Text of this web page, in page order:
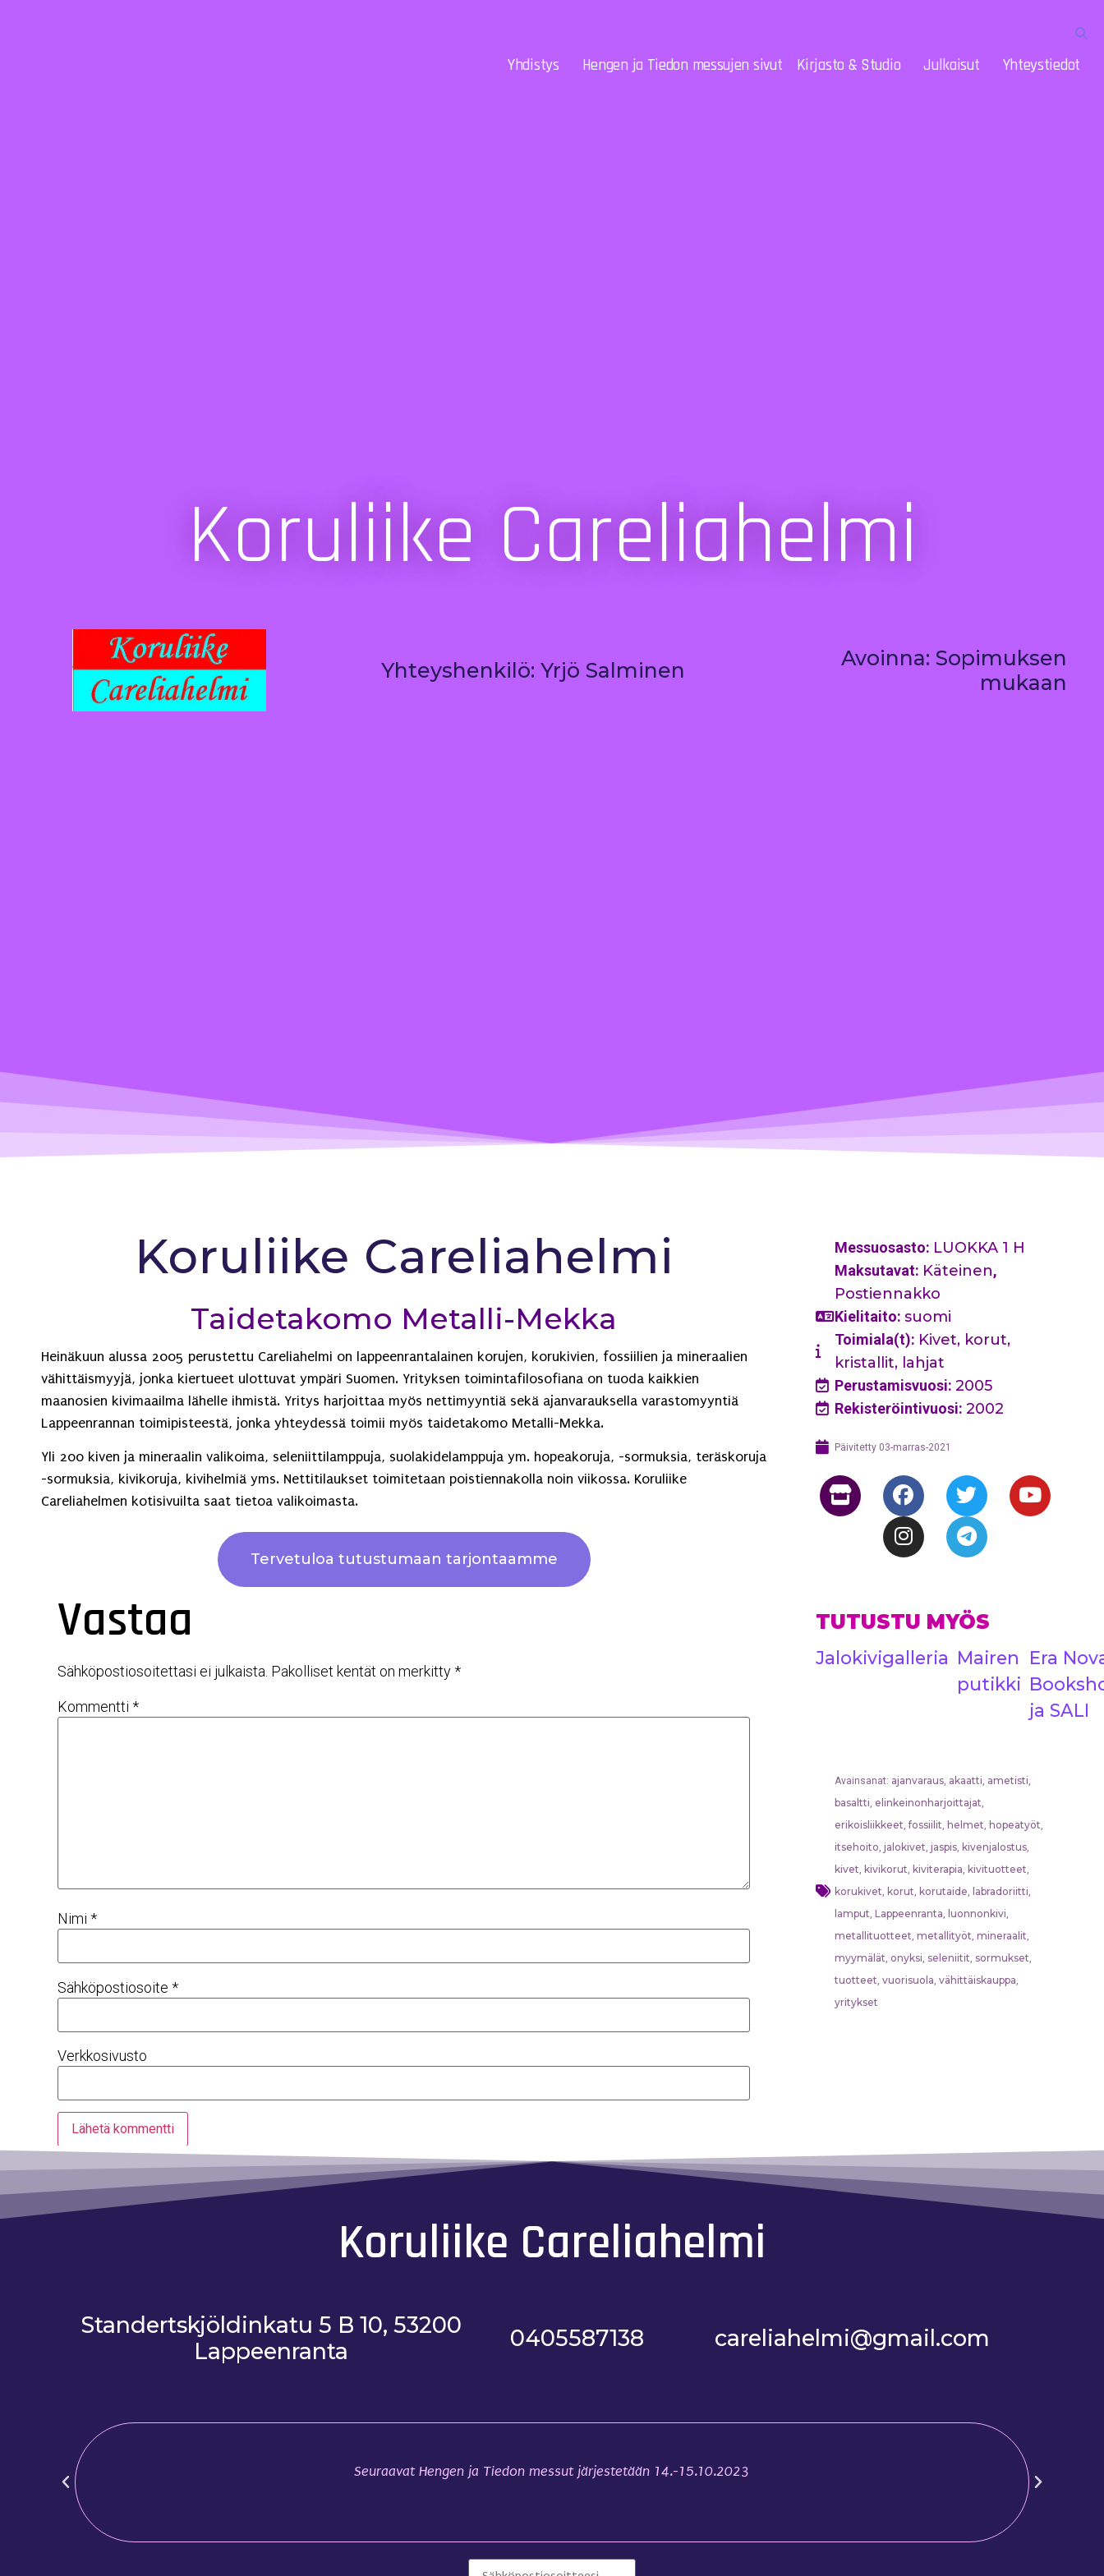
Yhdistys Hengen ja Tiedon messujen sivut Kirjasto & Studio Julkaisut Yhteystiedot
Koruliike Careliahelmi
Yhteyshenkilö: Yrjö Salminen
Avoinna: Sopimuksen
mukaan
Koruliike Careliahelmi
Taidetakomo Metalli-Mekka
Heinäkuun alussa 2005 perustettu Careliahelmi on lappeenrantalainen korujen, korukivien, fossiilien ja mineraalien
vähittäismyyjä, jonka kiertueet ulottuvat ympäri Suomen. Yrityksen toimintafilosofiana on tuoda kaikkien
maanosien kivimaailma lähelle ihmistä. Yritys harjoittaa myös nettimyyntiä sekä ajanvarauksella varastomyyntiä
Lappeenrannan toimipisteestä, jonka yhteydessä toimii myös taidetakomo Metalli-Mekka.
Yli 200 kiven ja mineraalin valikoima, seleniittilamppuja, suolakidelamppuja ym. hopeakoruja, -sormuksia, teräskoruja
-sormuksia, kivikoruja, kivihelmiä yms. Nettitilaukset toimitetaan poistiennakolla noin viikossa. Koruliike
Careliahelmen kotisivuilta saat tietoa valikoimasta.
Tervetuloa tutustumaan tarjontaamme
Vastaa
Sähköpostiosoitettasi ei julkaista. Pakolliset kentät on merkitty*
Kommentti *
Nimi *
Sähköpostiosoite *
Verkkosivusto
Messuosasto: LUOKKA 1 H
Maksutavat: Käteinen,
Postiennakko
Kielitaito: suomi
Toimiala(t): Kivet, korut,
kristallit, lahjat
Perustamisvuosi: 2005
Rekisteröintivuosi: 2002
Päivitetty 03-marras-2021
TUTUSTU MYÖS
Jalokivigalleria Mairen
putikki
Era
ja SALI
Avainsanat: ajanvaraus akaatti ametisti
basaltti elinkeinonharjoittajat
erikoisliikkeet ,fossiilit helmet hopeatyöt
itsehoito jalokivet jaspis kivenjalostus
kivet kivikorut kiviterapia kivituotteet
korukivet korut korutaide labradoriitti
lamput Lappeenranta luonnonkivi
metallituotteet metallityöt mineraalit
myymälät onyksi seleniitit sormukset
tuotteet vuorisuola vähittäiskauppa
yritykset
Koruliike Careliahelmi
Standertskjöldinkatu 5 B 10, 53200
Lappeenranta
0405587138 careliahelmi@gmail.com
Seuraavat Hengen ja Tiedon messut järjestetään 14.-15.10.2023